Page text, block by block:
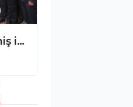
Bülent Kandemir: ” Seçilmiş iradeye gölge düşürülemez.”